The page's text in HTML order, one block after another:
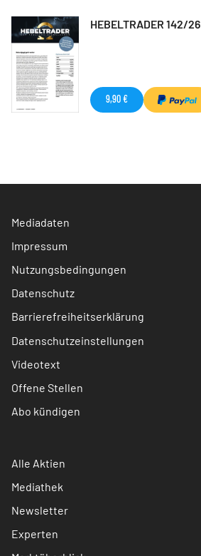
HEBELTRADER 142/26
9,90 €
Mediadaten
Impressum
Nutzungsbedingungen
Datenschutz
Barrierefreiheitserklärung
Datenschutzeinstellungen
Videotext
Offene Stellen
Abo kündigen
Alle Aktien
Mediathek
Newsletter
Experten